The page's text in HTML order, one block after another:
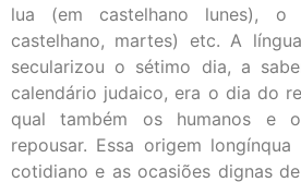
lua (em castelhano lunes), o
castelhano, martes) etc. A
secularizou o sétimo dia, a
calendário judaico, era o dia do
qual também os humanos e
repousar. Essa origem
cotidiano e as ocasiões dignas